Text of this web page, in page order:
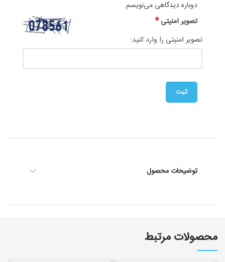
دوباره دیدگاهی می‌نویسم.
تصویر امنیتی*
تصویر امنیتی را وارد کنید:
توضیحات محصول
محصولات مرتبط